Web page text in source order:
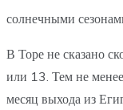
солнечными
В Торе не сказано
или 13. Тем не
месяц выхода из